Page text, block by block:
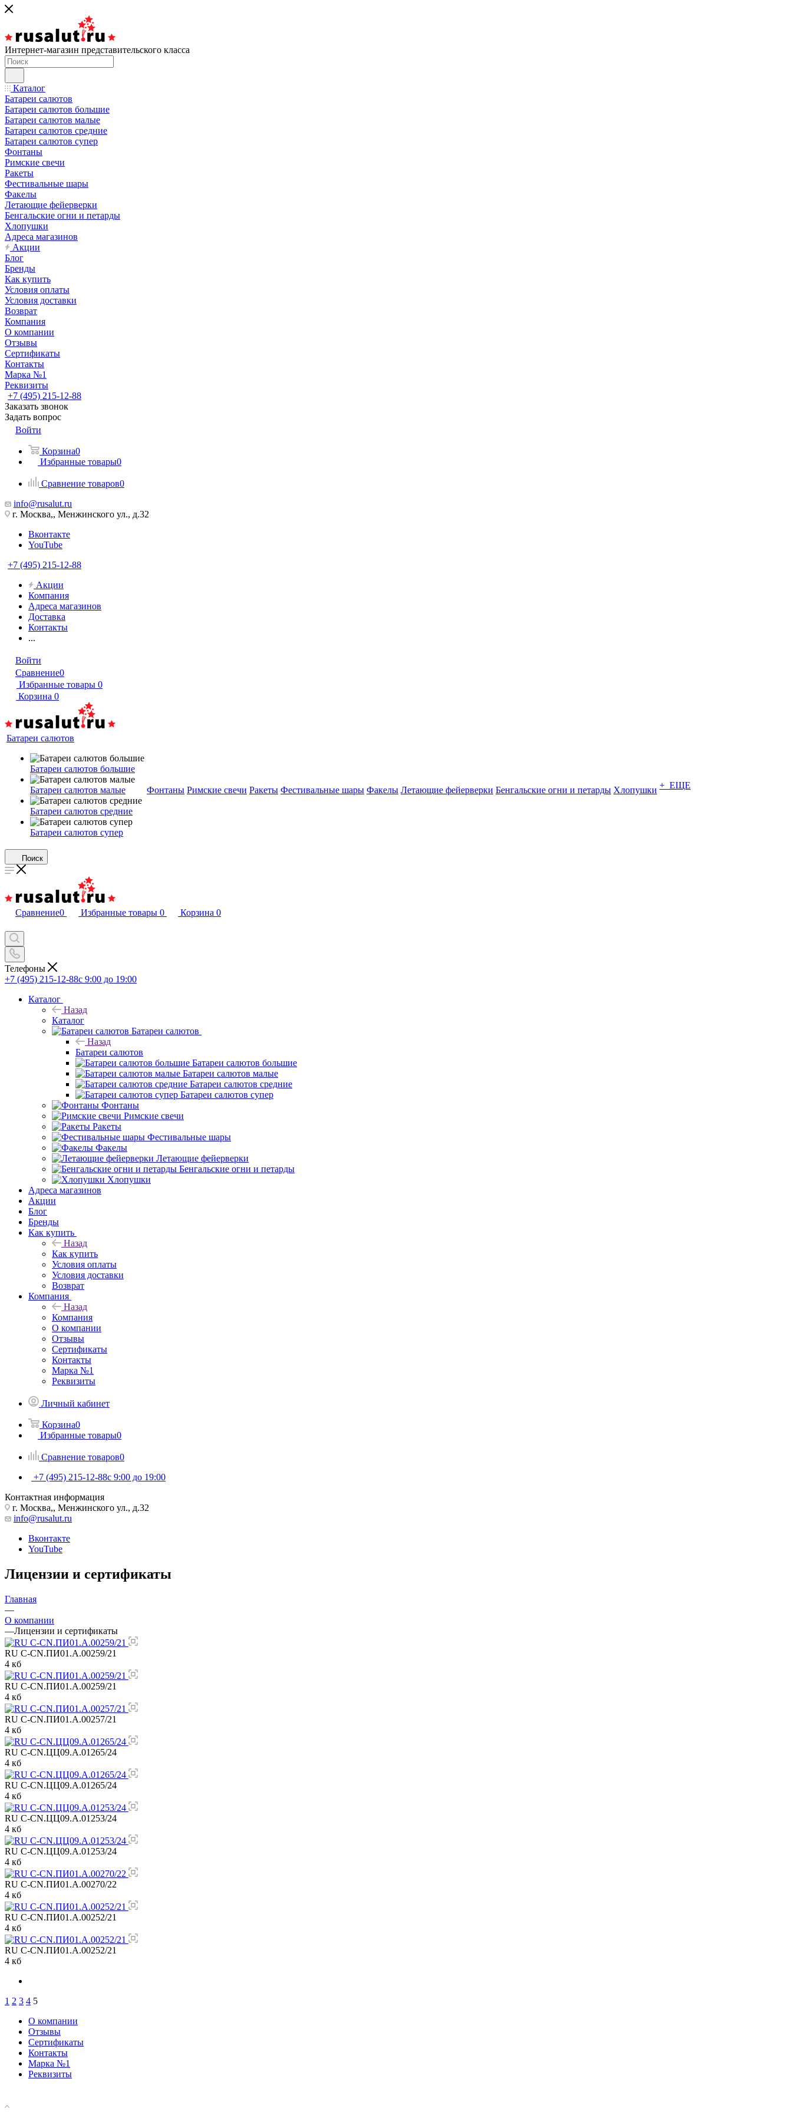
Интернет-магазин представительского класса
Каталог
Батареи салютов
Батареи салютов большие
Батареи салютов малые
Батареи салютов средние
Батареи салютов супер
Фонтаны
Римские свечи
Ракеты
Фестивальные шары
Факелы
Летающие фейерверки
Бенгальские огни и петарды
Хлопушки
Адреса магазинов
Акции
Блог
Бренды
Как купить
Условия оплаты
Условия доставки
Возврат
Компания
О компании
Отзывы
Сертификаты
Контакты
Марка №1
Реквизиты
+7 (495) 215-12-88
Заказать звонок
Задать вопрос
Войти
Корзина0
Избранные товары0
Сравнение товаров0
info@rusalut.ru
г. Москва,, Менжинского ул., д.32
Вконтакте
YouTube
+7 (495) 215-12-88
Акции
Компания
Адреса магазинов
Доставка
Контакты
...
Войти
Сравнение0
Избранные товары 0
Корзина 0
Батареи салютов
Батареи салютов большие
Батареи салютов малые
Батареи салютов средние
Батареи салютов супер
Фонтаны Римские свечи Ракеты Фестивальные шары Факелы Летающие фейерверки Бенгальские огни и петарды Хлопушки + ЕЩЕ
Поиск
Сравнение0 Избранные товары 0 Корзина 0
Телефоны
+7 (495) 215-12-88c 9:00 до 19:00
Каталог
Назад
Каталог
Батареи салютов
Назад
Батареи салютов
Батареи салютов большие
Батареи салютов малые
Батареи салютов средние
Батареи салютов супер
Фонтаны
Римские свечи
Ракеты
Фестивальные шары
Факелы
Летающие фейерверки
Бенгальские огни и петарды
Хлопушки
Адреса магазинов
Акции
Блог
Бренды
Как купить
Назад
Как купить
Условия оплаты
Условия доставки
Возврат
Компания
Назад
Компания
О компании
Отзывы
Сертификаты
Контакты
Марка №1
Реквизиты
Личный кабинет
Корзина0
Избранные товары0
Сравнение товаров0
+7 (495) 215-12-88c 9:00 до 19:00
Контактная информация
г. Москва,, Менжинского ул., д.32
info@rusalut.ru
Вконтакте
YouTube
Лицензии и сертификаты
Главная
—
О компании
—Лицензии и сертификаты
RU C-CN.ПИ01.А.00259/21
4 кб
RU C-CN.ПИ01.А.00259/21
4 кб
RU C-CN.ПИ01.А.00257/21
4 кб
RU C-CN.ЦЦ09.А.01265/24
4 кб
RU C-CN.ЦЦ09.А.01265/24
4 кб
RU C-CN.ЦЦ09.А.01253/24
4 кб
RU C-CN.ЦЦ09.А.01253/24
4 кб
RU C-CN.ПИ01.А.00270/22
4 кб
RU C-CN.ПИ01.А.00252/21
4 кб
RU C-CN.ПИ01.А.00252/21
4 кб
1 2 3 4 5
О компании
Отзывы
Сертификаты
Контакты
Марка №1
Реквизиты